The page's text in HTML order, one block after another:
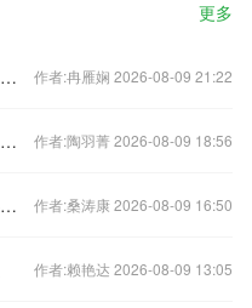
更多
存在侵权！湖北美院退休教师抄袭学生作品被判赔偿10万元 作者:冉雁娴 2026-08-09 21:22
预售周期长、全额退款难，网上预售票套路埋得深 作者:陶羽菁 2026-08-09 18:56
六大银行集体表态支持房企融资，将如何影响楼市？ 作者:桑涛康 2026-08-09 16:50
作者:赖艳达 2026-08-09 13:05